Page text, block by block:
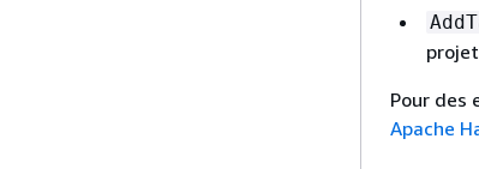
projet
Pour des
Apache